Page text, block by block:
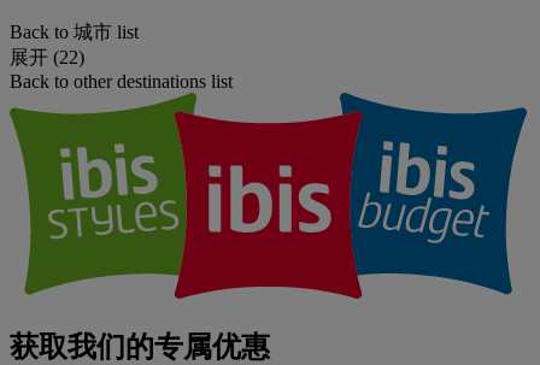
Back to 城市 list
展开 (22)
Back to other destinations list
获取我们的专属优惠